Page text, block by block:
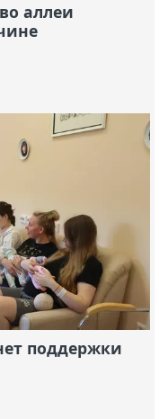
аллеи
поддержки